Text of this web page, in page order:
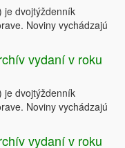
je dvojtýždenník
Noviny vychádzajú
vydaní v roku
je dvojtýždenník
Noviny vychádzajú
vydaní v roku